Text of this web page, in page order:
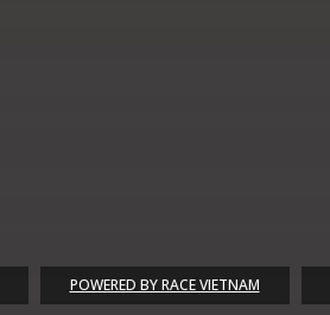
POWERED BY RACE VIETNAM